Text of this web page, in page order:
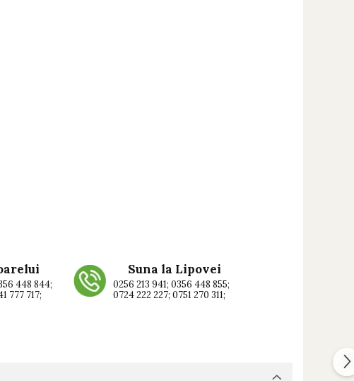
448 844;
777 717;
Suna la Lipovei
0256 213 941; 0356 448 855;
0724 222 227; 0751 270 311;